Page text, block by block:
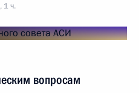
1 ч.
вопросам